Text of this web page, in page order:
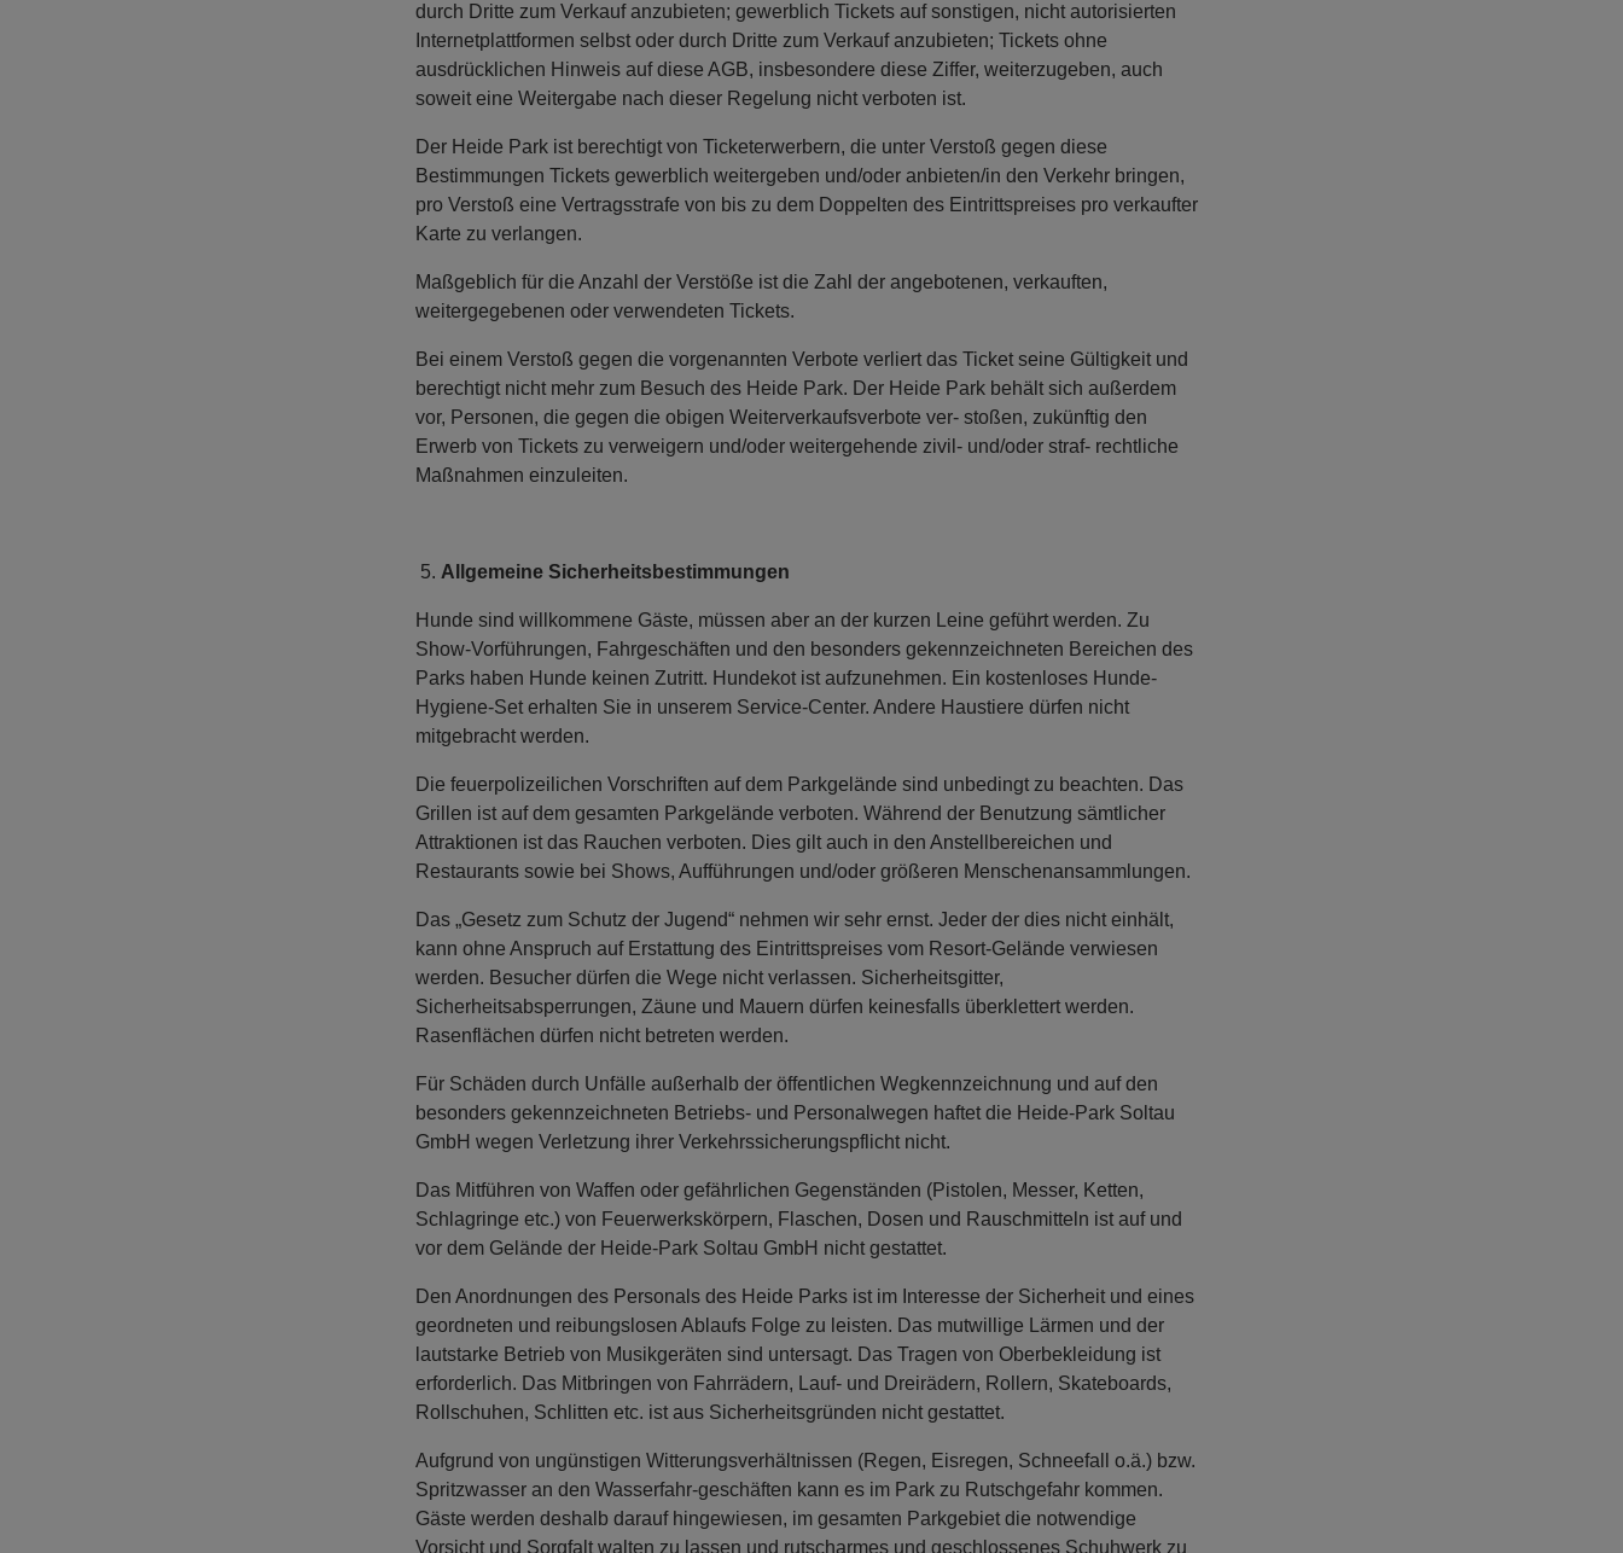
durch Dritte zum Verkauf anzubieten; gewerblich Tickets auf sonstigen, nicht autorisierten
Internetplattformen selbst oder durch Dritte zum Verkauf anzubieten; Tickets ohne
ausdrücklichen Hinweis auf diese AGB, insbesondere diese Ziffer, weiterzugeben, auch
soweit eine Weitergabe nach dieser Regelung nicht verboten ist.
Der Heide Park ist berechtigt von Ticketerwerbern, die unter Verstoß gegen diese
Bestimmungen Tickets gewerblich weitergeben und/oder anbieten/in den Verkehr bringen,
pro Verstoß eine Vertragsstrafe von bis zu dem Doppelten des Eintrittspreises pro verkaufter
Karte zu verlangen.
Maßgeblich für die Anzahl der Verstöße ist die Zahl der angebotenen, verkauften,
weitergegebenen oder verwendeten Tickets.
Bei einem Verstoß gegen die vorgenannten Verbote verliert das Ticket seine Gültigkeit und
berechtigt nicht mehr zum Besuch des Heide Park. Der Heide Park behält sich außerdem
vor, Personen, die gegen die obigen Weiterverkaufsverbote ver- stoßen, zukünftig den
Erwerb von Tickets zu verweigern und/oder weitergehende zivil- und/oder straf- rechtliche
Maßnahmen einzuleiten.
Allgemeine Sicherheitsbestimmungen
Hunde sind willkommene Gäste, müssen aber an der kurzen Leine geführt werden. Zu
Show-Vorführungen, Fahrgeschäften und den besonders gekennzeichneten Bereichen des
Parks haben Hunde keinen Zutritt. Hundekot ist aufzunehmen. Ein kostenloses Hunde-
Hygiene-Set erhalten Sie in unserem Service-Center. Andere Haustiere dürfen nicht
mitgebracht werden.
Die feuerpolizeilichen Vorschriften auf dem Parkgelände sind unbedingt zu beachten. Das
Grillen ist auf dem gesamten Parkgelände verboten. Während der Benutzung sämtlicher
Attraktionen ist das Rauchen verboten. Dies gilt auch in den Anstellbereichen und
Restaurants sowie bei Shows, Aufführungen und/oder größeren Menschenansammlungen.
Das „Gesetz zum Schutz der Jugend“ nehmen wir sehr ernst. Jeder der dies nicht einhält,
kann ohne Anspruch auf Erstattung des Eintrittspreises vom Resort-Gelände verwiesen
werden. Besucher dürfen die Wege nicht verlassen. Sicherheitsgitter,
Sicherheitsabsperrungen, Zäune und Mauern dürfen keinesfalls überklettert werden.
Rasenflächen dürfen nicht betreten werden.
Für Schäden durch Unfälle außerhalb der öffentlichen Wegkennzeichnung und auf den
besonders gekennzeichneten Betriebs- und Personalwegen haftet die Heide-Park Soltau
GmbH wegen Verletzung ihrer Verkehrssicherungspflicht nicht.
Das Mitführen von Waffen oder gefährlichen Gegenständen (Pistolen, Messer, Ketten,
Schlagringe etc.) von Feuerwerkskörpern, Flaschen, Dosen und Rauschmitteln ist auf und
vor dem Gelände der Heide-Park Soltau GmbH nicht gestattet.
Den Anordnungen des Personals des Heide Parks ist im Interesse der Sicherheit und eines
geordneten und reibungslosen Ablaufs Folge zu leisten. Das mutwillige Lärmen und der
lautstarke Betrieb von Musikgeräten sind untersagt. Das Tragen von Oberbekleidung ist
erforderlich. Das Mitbringen von Fahrrädern, Lauf- und Dreirädern, Rollern, Skateboards,
Rollschuhen, Schlitten etc. ist aus Sicherheitsgründen nicht gestattet.
Aufgrund von ungünstigen Witterungsverhältnissen (Regen, Eisregen, Schneefall o.ä.) bzw.
Spritzwasser an den Wasserfahr-geschäften kann es im Park zu Rutschgefahr kommen.
Gäste werden deshalb darauf hingewiesen, im gesamten Parkgebiet die notwendige
Vorsicht und Sorgfalt walten zu lassen und rutscharmes und geschlossenes Schuhwerk zu